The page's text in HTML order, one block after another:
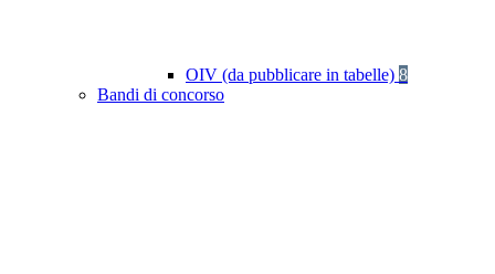
OIV (da pubblicare in tabelle) 8
Bandi di concorso